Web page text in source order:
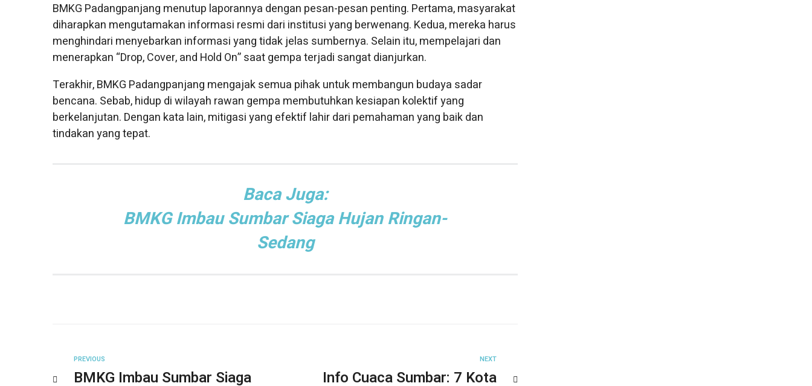
BMKG Padangpanjang menutup laporannya dengan pesan-pesan penting. Pertama, masyarakat
diharapkan mengutamakan informasi resmi dari institusi yang berwenang. Kedua, mereka harus
menghindari menyebarkan informasi yang tidak jelas sumbernya. Selain itu, mempelajari dan
menerapkan “Drop, Cover, and Hold On” saat gempa terjadi sangat dianjurkan.
Terakhir, BMKG Padangpanjang mengajak semua pihak untuk membangun budaya sadar
bencana. Sebab, hidup di wilayah rawan gempa membutuhkan kesiapan kolektif yang
berkelanjutan. Dengan kata lain, mitigasi yang efektif lahir dari pemahaman yang baik dan
tindakan yang tepat.
Baca Juga:
BMKG Imbau Sumbar Siaga Hujan Ringan-
Sedang
PREVIOUS
BMKG Imbau Sumbar Siaga
NEXT
Info Cuaca Sumbar: 7 Kota